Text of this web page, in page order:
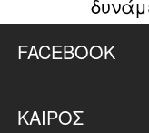
FACEBOOK
ΚΑΙΡΌΣ